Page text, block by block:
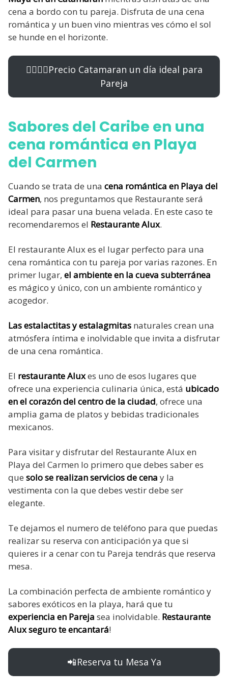
cena a bordo con tu pareja. Disfruta de una cena
romántica y un buen vino mientras ves cómo el sol
se hunde en el horizonte.
👩‍❤️‍💋‍👨Precio Catamaran un día ideal para
Pareja
Sabores del Caribe en una
cena romántica en Playa
del Carmen
Cuando se trata de una cena romántica en Playa del
Carmen, nos preguntamos que Restaurante será
ideal para pasar una buena velada. En este caso te
recomendaremos el Restaurante Alux.
El restaurante Alux es el lugar perfecto para una
cena romántica con tu pareja por varias razones. En
primer lugar, el ambiente en la cueva subterránea
es mágico y único, con un ambiente romántico y
acogedor.
Las estalactitas y estalagmitas naturales crean una
atmósfera íntima e inolvidable que invita a disfrutar
de una cena romántica.
El restaurante Aluxes uno de esos lugares que
ofrece una experiencia culinaria única, está ubicado
en el corazón del centro de la ciudad, ofrece una
amplia gama de platos y bebidas tradicionales
mexicanos.
Para visitar y disfrutar del Restaurante Alux en
Playa del Carmen lo primero que debes saber es
que solo se realizan servicios de cena y la
vestimenta con la que debes vestir debe ser
elegante.
Te dejamos el numero de teléfono para que puedas
realizar su reserva con anticipación ya que si
quieres ir a cenar con tu Pareja tendrás que reserva
mesa.
La combinación perfecta de ambiente romántico y
sabores exóticos en la playa, hará que tu
experiencia en Pareja sea inolvidable. Restaurante
Alux seguro te encantará!
📲 Reserva tu Mesa Ya